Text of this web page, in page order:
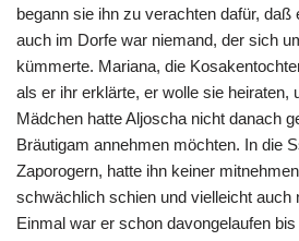
begann sie ihn zu verachten dafür,
auch im Dorfe war niemand, der sich
kümmerte. Mariana, die
als er ihr erklärte, er wolle sie heiraten,
Mädchen hatte Aljoscha nicht danach
Bräutigam annehmen möchten. In die
Zaporogern, hatte ihn keiner
schwächlich schien und vielleicht auch
Einmal war er schon davongelaufen